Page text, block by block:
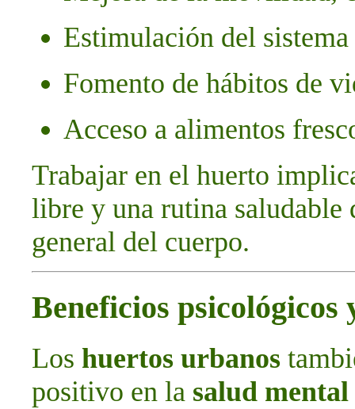
Estimulación del
Fomento de hábitos de
Acceso a alimentos
Trabajar en el huerto
libre y una rutina saludable
general del cuerpo.
Beneficios psicológicos
Los huertos urbanos
positivo en la salud